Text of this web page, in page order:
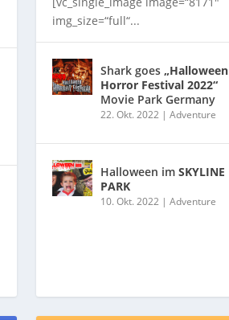
img_size=“full“...
Shark goes „Halloween
Horror Festival 2022“
Movie Park Germany
22. Okt. 2022| Adventure
Halloween im SKYLINE
PARK
10. Okt. 2022| Adventure